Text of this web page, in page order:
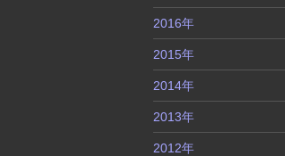
2016年
2015年
2014年
2013年
2012年